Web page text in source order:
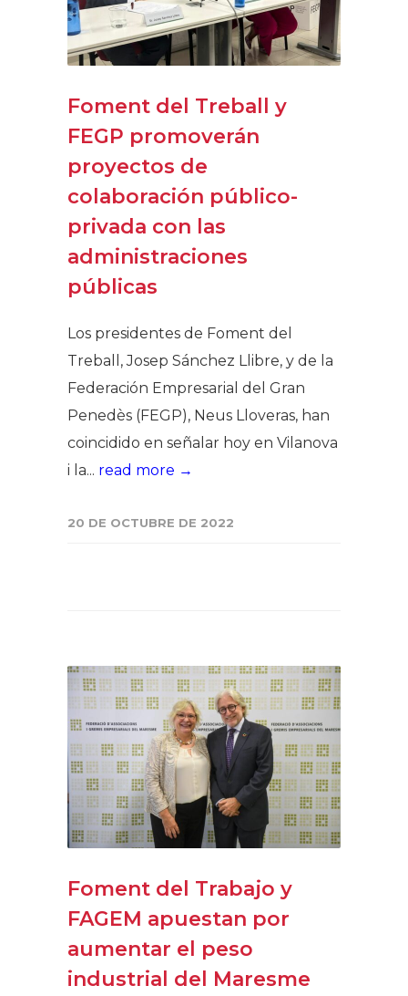
Foment del Treball y
FEGP promoverán
proyectos de
colaboración público-
privada con las
administraciones
públicas
Los presidentes de Foment del
Treball, Josep Sánchez Llibre, y de la
Federación Empresarial del Gran
Penedès (FEGP), Neus Lloveras, han
coincidido en señalar hoy en Vilanova
i la... read more →
20 DE OCTUBRE DE 2022
Foment del Trabajo y
FAGEM apuestan por
aumentar el peso
industrial del Maresme